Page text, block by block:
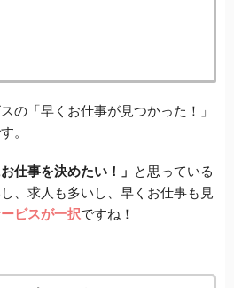
の「早くお仕事が見つかった！」
。
お仕事を決めたい！」 と思っている
、求人も多いし、早くお仕事も見
ビスが一択ですね！